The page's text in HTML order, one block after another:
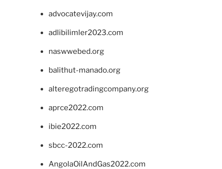
advocatevijay.com
adlibilimler2023.com
naswwebed.org
balithut-manado.org
alteregotradingcompany.org
aprce2022.com
ibie2022.com
sbcc-2022.com
AngolaOilAndGas2022.com